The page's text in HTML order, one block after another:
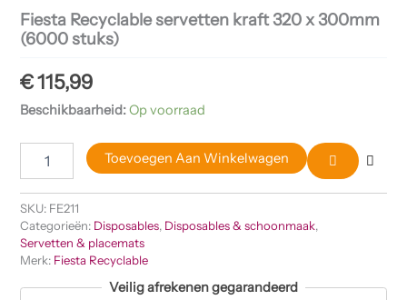
Fiesta Recyclable servetten kraft 320 x 300mm
(6000 stuks)
€115,99
Beschikbaarheid:Op voorraad
Toevoegen Aan Winkelwagen
SKU: FE211
Categorieën: Disposables, Disposables & schoonmaak,
Servetten & placemats
Merk: Fiesta Recyclable
Veilig afrekenen gegarandeerd